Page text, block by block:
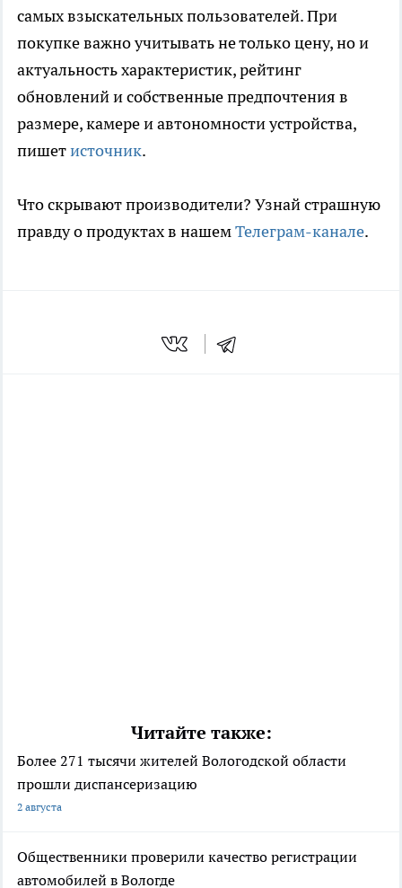
самых взыскательных пользователей. При
покупке важно учитывать не только цену, но и
актуальность характеристик, рейтинг
обновлений и собственные предпочтения в
размере, камере и автономности устройства,
пишетисточник.
Что скрывают производители? Узнай страшную
правду о продуктах в нашемТелеграм-канале.
Читайте также:
Более 271 тысячи жителей Вологодской области
прошли диспансеризацию
2 августа
Общественники проверили качество регистрации
автомобилей в Вологде